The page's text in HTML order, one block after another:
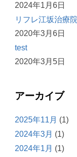
2024年1月6日
リフレ江坂治療
2020年3月6日
test
2020年3月5日
アーカイブ
2025年11月 (1)
2024年3月 (1)
2024年1月 (1)